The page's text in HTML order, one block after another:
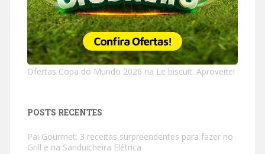
Ofertas Copa do Mundo 2026 na Le biscuit. Aproveite!
POSTS RECENTES
Pai Gourmet: 3 receitas surpreendentes para fazer no
Grill e na Sanduicheira Elétrica